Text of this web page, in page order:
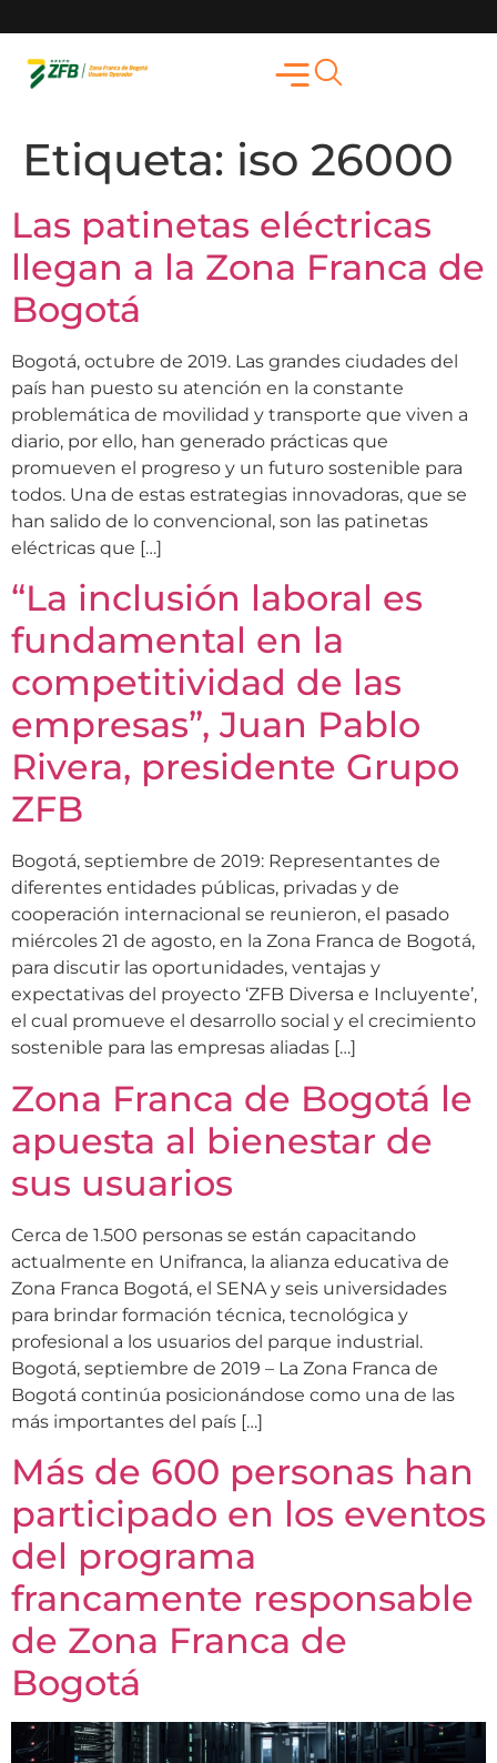
Etiqueta: iso 26000
Las patinetas eléctricas
llegan a la Zona Franca de
Bogotá
Bogotá, octubre de 2019. Las grandes ciudades del
país han puesto su atención en la constante
problemática de movilidad y transporte que viven a
diario, por ello, han generado prácticas que
promueven el progreso y un futuro sostenible para
todos. Una de estas estrategias innovadoras, que se
han salido de lo convencional, son las patinetas
eléctricas que […]
“La inclusión laboral es
fundamental en la
competitividad de las
empresas”, Juan Pablo
Rivera, presidente Grupo
ZFB
Bogotá, septiembre de 2019: Representantes de
diferentes entidades públicas, privadas y de
cooperación internacional se reunieron, el pasado
miércoles 21 de agosto, en la Zona Franca de Bogotá,
para discutir las oportunidades, ventajas y
expectativas del proyecto ‘ZFB Diversa e Incluyente’,
el cual promueve el desarrollo social y el crecimiento
sostenible para las empresas aliadas […]
Zona Franca de Bogotá le
apuesta al bienestar de
sus usuarios
Cerca de 1.500 personas se están capacitando
actualmente en Unifranca, la alianza educativa de
Zona Franca Bogotá, el SENA y seis universidades
para brindar formación técnica, tecnológica y
profesional a los usuarios del parque industrial.
Bogotá, septiembre de 2019 – La Zona Franca de
Bogotá continúa posicionándose como una de las
más importantes del país […]
Más de 600 personas han
participado en los eventos
del programa
francamente responsable
de Zona Franca de
Bogotá